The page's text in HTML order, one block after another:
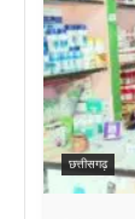
छत्तीसगढ़